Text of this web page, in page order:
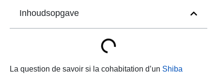
Inhoudsopgave
La question de savoir si la cohabitation d’un Shiba